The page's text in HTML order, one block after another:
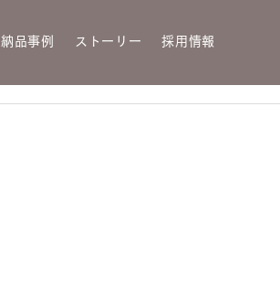
納品事例 ストーリー 採用情報